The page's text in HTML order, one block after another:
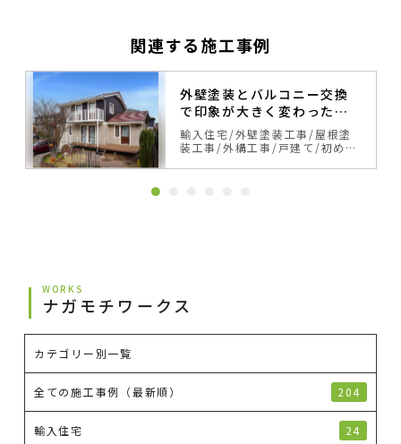
関連する施工事例
外壁塗装とバルコニー交換
で印象が大きく変わったス
ウェーデンハウス
輸入住宅 外壁塗装工事
屋根塗
装工事 外構工事 戸建て 初めて
ジュ・ブラウン系 カラーシミュ
WORKS
ナガモチワークス
カテゴリー別一覧
全ての施工事例（最新順） 204
輸入住宅 24